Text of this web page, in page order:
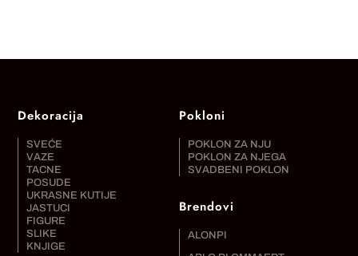
Dekoracija
SVEĆE
VAZE
TACNE
POSUDE
UKRASNE KUTIJE
JASTUCI
FIGURE
SLIKE
KNJIGE
Pokloni
POKLON ZA NJU
POKLON ZA NJEGA
SVADBENI POKLON
Brendovi
ALONPI